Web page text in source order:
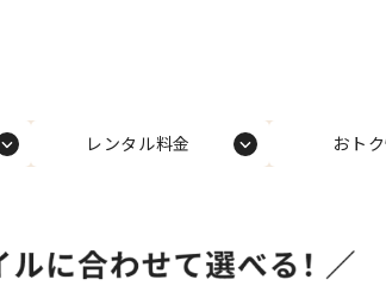
レンタル料金 おト